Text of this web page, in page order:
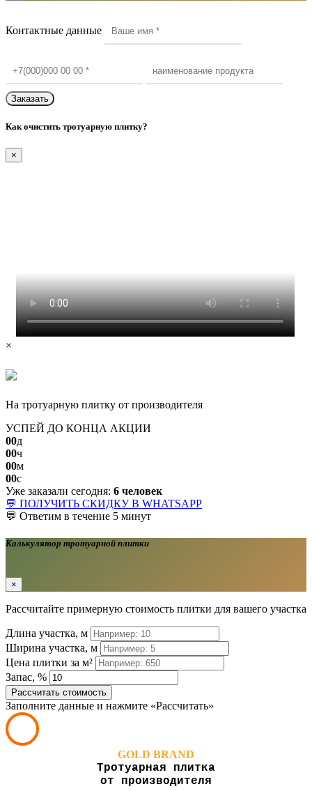
Контактные данные
Как очистить тротуарную плитку?
×
×
На тротуарную плитку от производителя
УСПЕЙ ДО КОНЦА АКЦИИ
00д
00ч
00м
00с
Уже заказали сегодня: 6 человек
💬 ПОЛУЧИТЬ СКИДКУ В WHATSAPP
💬 Ответим в течение 5 минут
Калькулятор тротуарной плитки
×
Рассчитайте примерную стоимость плитки для вашего участка
Длина участка, м
Ширина участка, м
Цена плитки за м²
Запас, %
Рассчитать стоимость
Заполните данные и нажмите «Рассчитать»
GOLD BRAND
Тротуарная плитка
от производителя